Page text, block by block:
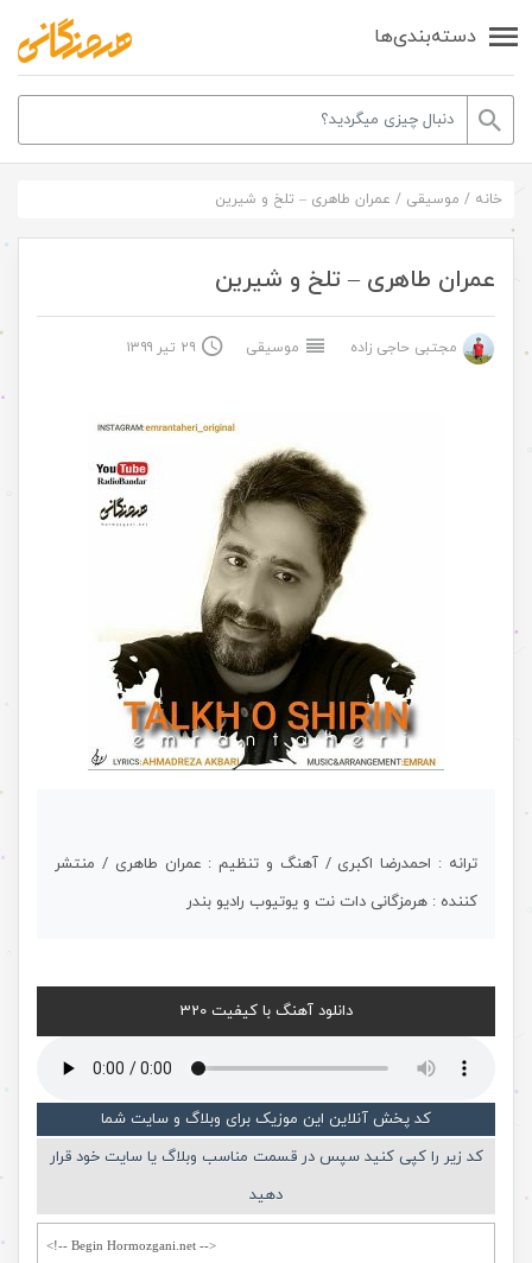
دسته‌بندی‌ها
خانه / موسیقی / عمران طاهری – تلخ و شیرین
عمران طاهری – تلخ و شیرین
مجتبی حاجی زاده موسیقی ۲۹ تیر ۱۳۹۹
ترانه : احمدرضا اکبری / آهنگ و تنظیم : عمران طاهری / منتشر
کننده : هرمزگانی دات نت و یوتیوب رادیو بندر
دانلود آهنگ با کیفیت 320
کد پخش آنلاین این موزیک برای وبلاگ و سایت شما
کد زیر را کپی کنید سپس در قسمت مناسب وبلاگ یا سایت خود قرار
دهید